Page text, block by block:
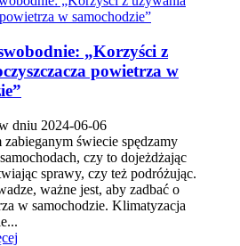
„Korzyści z
powietrza w
dniu 2024-06-06
świecie spędzamy
czy to dojeżdżając
sprawy, czy też podróżując.
ważne jest, aby zadbać o
w samochodzie. Klimatyzacja